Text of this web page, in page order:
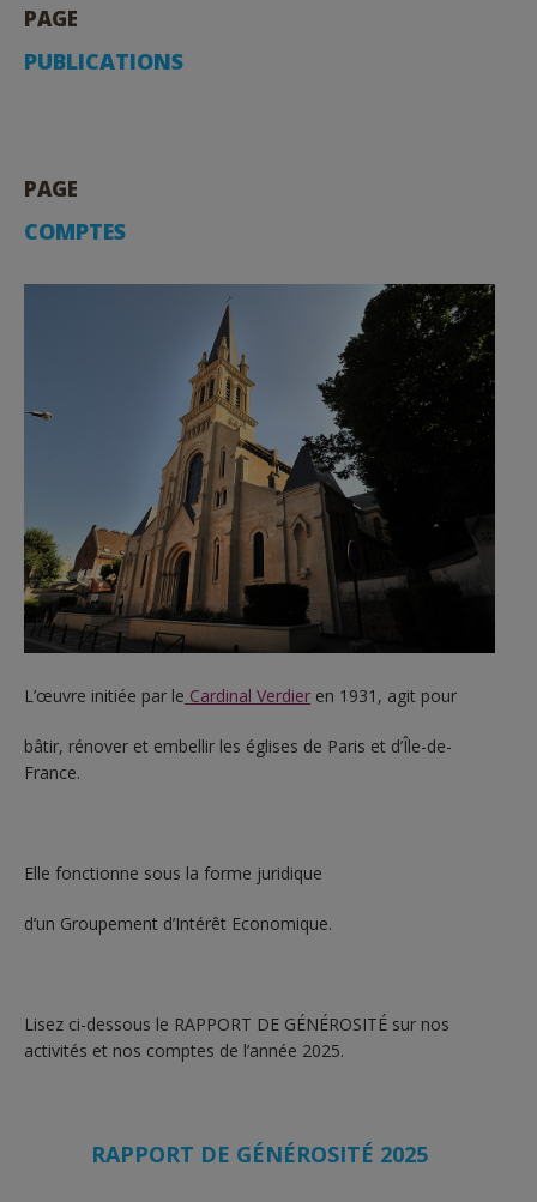
PAGE
PUBLICATIONS
PAGE
COMPTES
L’œuvre initiée par le Cardinal Verdier en 1931, agit pour
bâtir, rénover et embellir les églises de Paris et d’Île-de-
France.
Elle fonctionne sous la forme juridique
d’un Groupement d’Intérêt Economique.
Lisez ci-dessous le RAPPORT DE GÉNÉROSITÉ sur nos
activités et nos comptes de l’année 2025.
RAPPORT DE GÉNÉROSITÉ 2025